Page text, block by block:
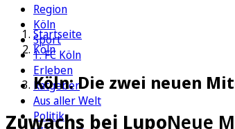
Region
Köln
Sport
1. FC Köln
Erleben
Ratgeber
Aus aller Welt
Politik
Startseite
Köln
Köln: Die zwei neuen
Zuwachs bei LupoNeue